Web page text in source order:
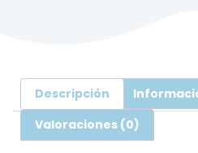
Descripción
Valoraciones (0)